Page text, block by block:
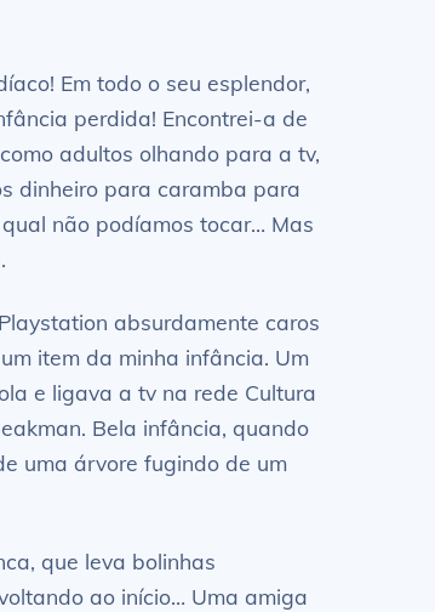
Em todo o seu esplendor,
perdida! Encontrei-a de
adultos olhando para a tv,
dinheiro para caramba para
não podíamos tocar… Mas
absurdamente caros
item da minha infância. Um
e ligava a tv na rede Cultura
Bela infância, quando
uma árvore fugindo de um
que leva bolinhas
ao início… Uma amiga